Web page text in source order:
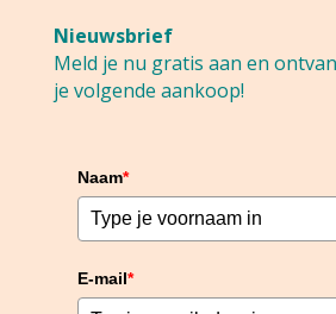
Nieuwsbrief
Meld je nu gratis aan en
je volgende aankoop!
Naam*
E-mail*